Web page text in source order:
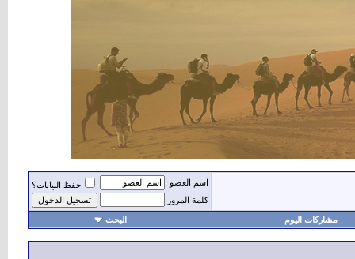
اسم العضو
حفظ البيانات؟
كلمة المرور
مشاركات اليوم البحث